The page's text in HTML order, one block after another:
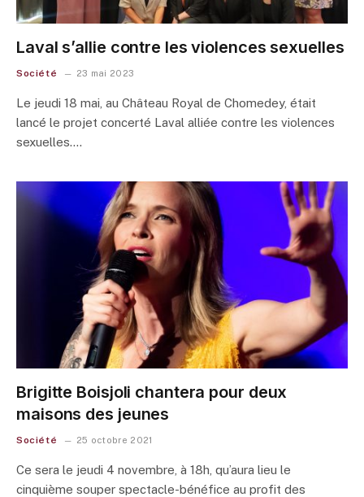
Laval s’allie contre les violences sexuelles
Société 23 mai 2023
Le jeudi 18 mai, au Château Royal de Chomedey, était
lancé le projet concerté Laval alliée contre les violences
sexuelles.…
Brigitte Boisjoli chantera pour deux
maisons des jeunes
Société 25 octobre 2021
Ce sera le jeudi 4 novembre, à 18h, qu’aura lieu le
cinquième souper spectacle-bénéfice au profit des